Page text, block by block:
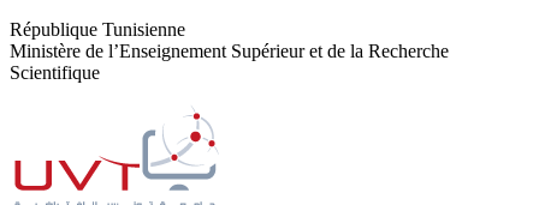
République Tunisienne
Ministère de l’Enseignement Supérieur et de la Recherche
Scientifique